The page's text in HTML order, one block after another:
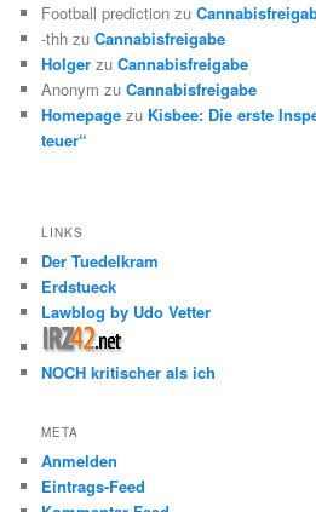
Football prediction zu
-thh zuCannabisfreigabe
Holger zuCannabisfreigabe
Anonym zuCannabisfreigabe
Homepage zu Kisbee: Die erste
teuer“
LINKS
Der Tuedelkram
Erdstueck
Lawblog by Udo Vetter
NOCH kritischer als ich
META
Anmelden
Eintrags-Feed